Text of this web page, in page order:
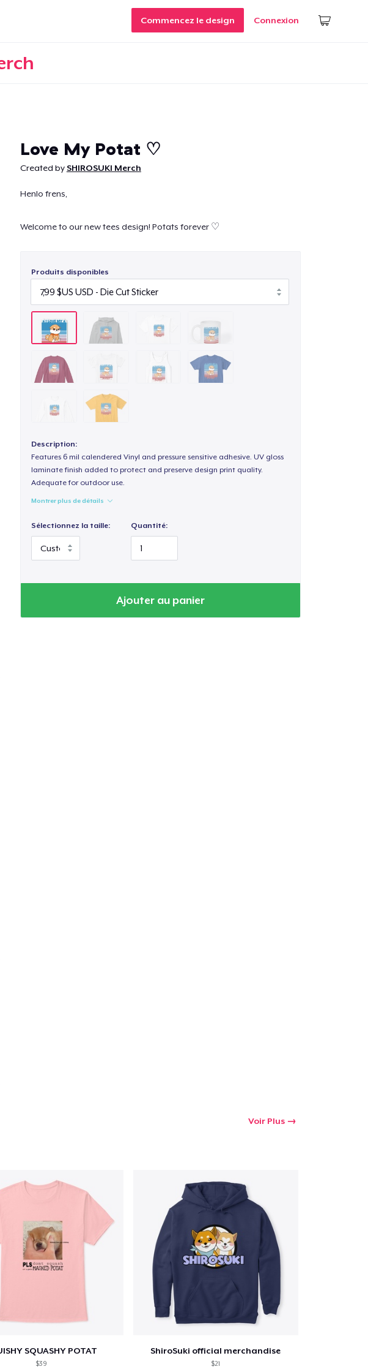
Commencez le design Connexion
Love My Potat ♡
Created bySHIROSUKI Merch
Henlo frens,
Welcome to our new tees design! Potats forever ♡
Produits disponibles
Description:
Features 6 mil calendered Vinyl and pressure sensitive adhesive. UV gloss
laminate finish added to protect and preserve design print quality.
Adequate for outdoor use.
Montrer plus de détails
Sélectionnez la taille: Quantité:
Ajouter au panier
Voir Plus
SQUASHY POTAT
$39
ShiroSuki official merchandise
$21
Continuer Mes Achats